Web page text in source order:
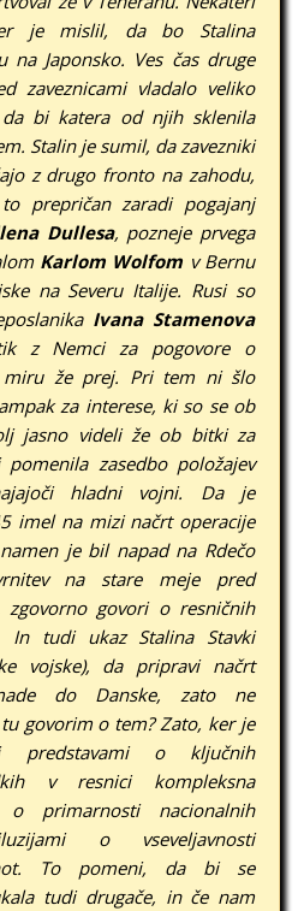
je mislil, da bo Stalina
na Japonsko. Ves čas druge
zaveznicami vladalo veliko
bi katera od njih sklenila
Stalin je sumil, da zavezniki
z drugo fronto na zahodu,
prepričan zaradi pogajanj
Dullesa, pozneje prvega
Karlom Wolfom v Bernu
na Severu Italije. Rusi so
Ivana Stamenova
z Nemci za pogovore o
miru že prej. Pri tem ni šlo
za interese, ki so se ob
jasno videli že ob bitki za
zasedbo položajev
hladni vojni. Da je
imel na mizi načrt operacije
je bil napad na Rdečo
na stare meje pred
zgovorno govori o resničnih
In tudi ukaz Stalina Stavki
vojske), da pripravi načrt
do Danske, zato ne
govorim o tem? Zato, ker je
predstavami o ključnih
v resnici kompleksna
primarnosti nacionalnih
o vseveljavnosti
To pomeni, da bi se
tudi drugače, in če nam